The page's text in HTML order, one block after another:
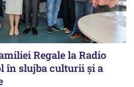
Regale la Radio
în slujba culturii și a